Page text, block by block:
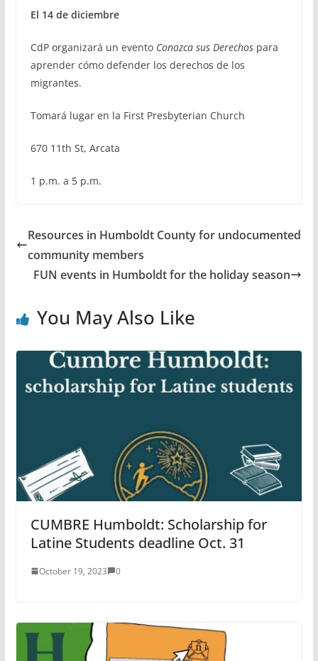
El 14 de diciembre
CdP organizará un evento Conozca sus Derechospara
aprender cómo defender los derechos de los
migrantes.
Tomará lugar en la First Presbyterian Church
670 11th St, Arcata
1 p.m. a 5 p.m.
Resources in Humboldt County for undocumented
community members
FUN events in Humboldt for the holiday season
You May Also Like
CUMBRE Humboldt: Scholarship for
Latine Students deadline Oct. 31
October 19, 2023 0